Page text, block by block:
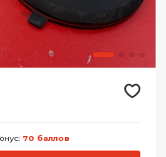
70 баллов